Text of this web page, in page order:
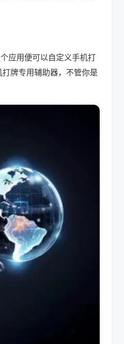
应用便可以自定义手机打
牌专用辅助器，不管你是